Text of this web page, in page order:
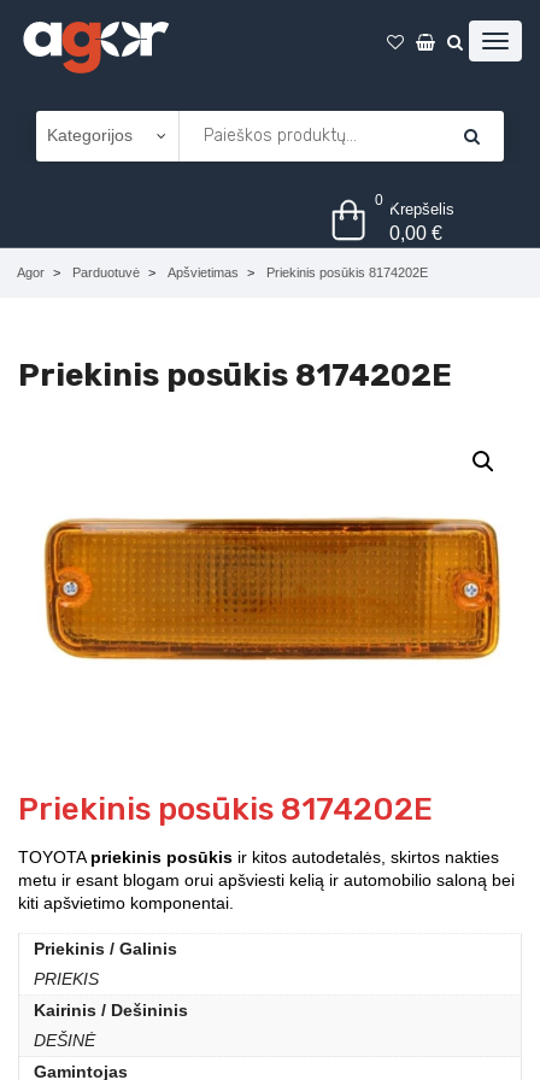
0 Krepšelis
0,00€
Agor Parduotuvė Apšvietimas Priekinis posūkis 8174202E
Priekinis posūkis 8174202E
Priekinis posūkis 8174202E
TOYOTA priekinis posūkis ir kitos autodetalės, skirtos nakties
metu ir esant blogam orui apšviesti kelią ir automobilio saloną bei
kiti apšvietimo komponentai.
Priekinis / Galinis
PRIEKIS
Kairinis / Dešininis
DEŠINĖ
Gamintojas